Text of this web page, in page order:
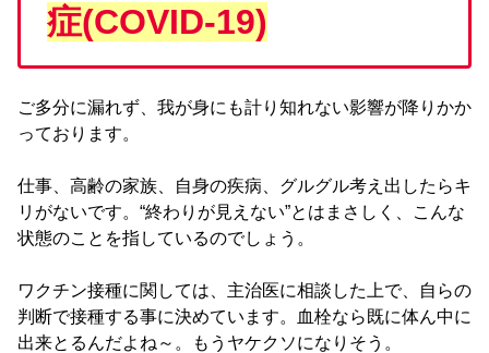
症(COVID‑19)
ご多分に漏れず、我が身にも計り知れない影響が降りかか
っております。
仕事、高齢の家族、自身の疾病、グルグル考え出したらキ
リがないです。“終わりが見えない”とはまさしく、こんな
状態のことを指しているのでしょう。
ワクチン接種に関しては、主治医に相談した上で、自らの
判断で接種する事に決めています。血栓なら既に体ん中に
出来とるんだよね～。もうヤケクソになりそう。